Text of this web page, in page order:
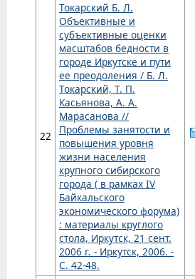
22
Токарский Б. Л.
Объективные и
субъективные оценки
масштабов бедности в
городе Иркутске и пути
ее преодоления / Б. Л.
Токарский, Т. П.
Касьянова, А. А.
Марасанова //
Проблемы занятости и
повышения уровня
жизни населения
крупного сибирского
города ( в рамках IV
Байкальского
экономического форума)
: материалы круглого
стола, Иркутск, 21 сент.
2006 г. - Иркутск, 2006. -
С. 42-48.